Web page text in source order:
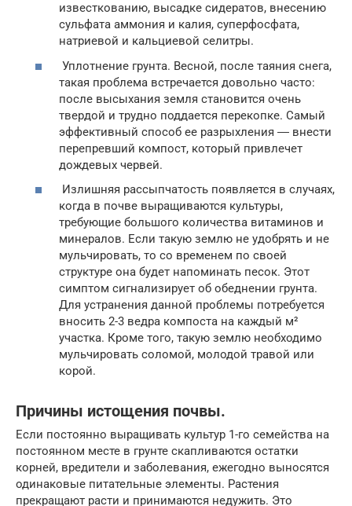
известкованию, высадке сидератов, внесению
сульфата аммония и калия, суперфосфата,
натриевой и кальциевой селитры.
Уплотнение грунта. Весной, после таяния снега,
такая проблема встречается довольно часто:
после высыхания земля становится очень
твердой и трудно поддается перекопке. Самый
эффективный способ ее разрыхления ― внести
перепревший компост, который привлечет
дождевых червей.
Излишняя рассыпчатость появляется в случаях,
когда в почве выращиваются культуры,
требующие большого количества витаминов и
минералов. Если такую землю не удобрять и не
мульчировать, то со временем по своей
структуре она будет напоминать песок. Этот
симптом сигнализирует об обеднении грунта.
Для устранения данной проблемы потребуется
вносить 2-3 ведра компоста на каждый м²
участка. Кроме того, такую землю необходимо
мульчировать соломой, молодой травой или
корой.
Причины истощения почвы.
Если постоянно выращивать культур 1-го семейства на
постоянном месте в грунте скапливаются остатки
корней, вредители и заболевания, ежегодно выносятся
одинаковые питательные элементы. Растения
прекращают расти и принимаются недужить. Это